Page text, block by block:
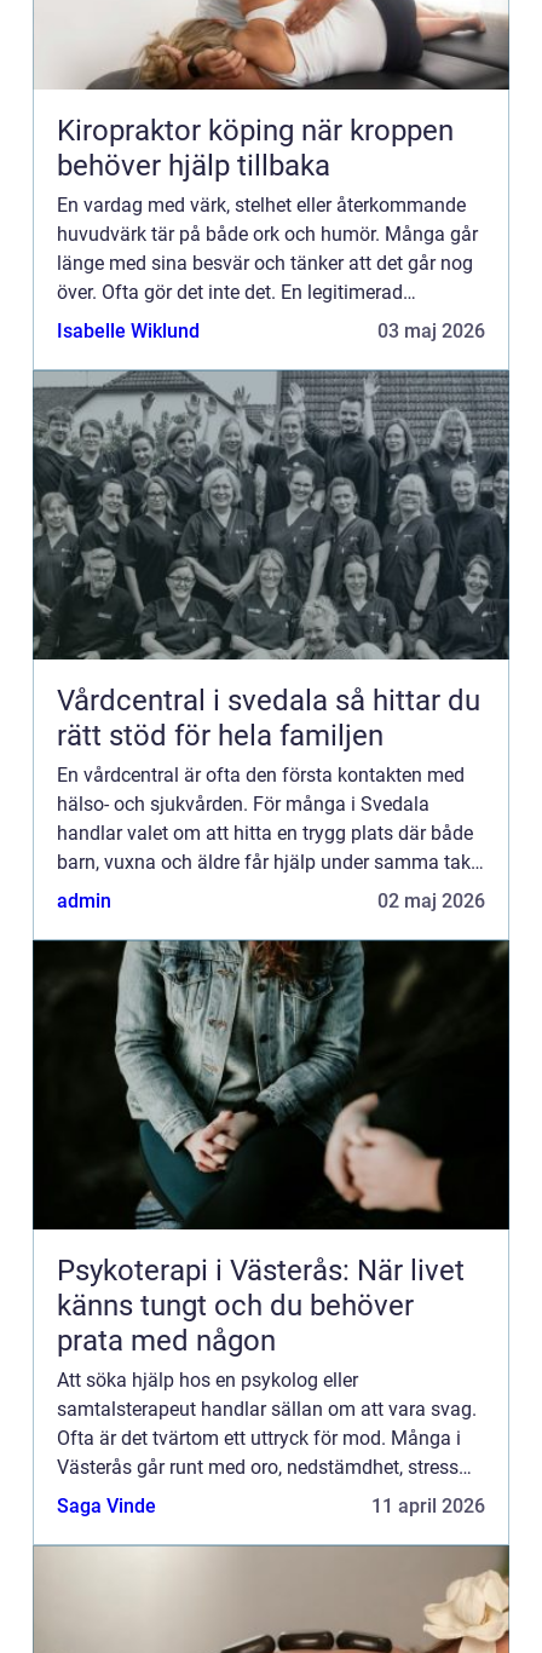
Kiropraktor köping när kroppen
behöver hjälp tillbaka
En vardag med värk, stelhet eller återkommande
huvudvärk tär på både ork och humör. Många går
länge med sina besvär och tänker att det går nog
över. Ofta gör det inte det. En legitimerad
kiropraktor kan hjälpa kroppen att återfå rörlighet,
Isabelle Wiklund 03 maj 2026
Vårdcentral i svedala så hittar du
rätt stöd för hela familjen
En vårdcentral är ofta den första kontakten med
hälso- och sjukvården. För många i Svedala
handlar valet om att hitta en trygg plats där både
barn, vuxna och äldre får hjälp under samma tak. I
en tid med högt tempo och många valmöjligheter
admin 02 maj 2026
Psykoterapi i Västerås: När livet
känns tungt och du behöver
prata med någon
Att söka hjälp hos en psykolog eller
samtalsterapeut handlar sällan om att vara svag.
Ofta är det tvärtom ett uttryck för mod. Många i
Västerås går runt med oro, nedstämdhet, stress
eller rela...
Saga Vinde 11 april 2026